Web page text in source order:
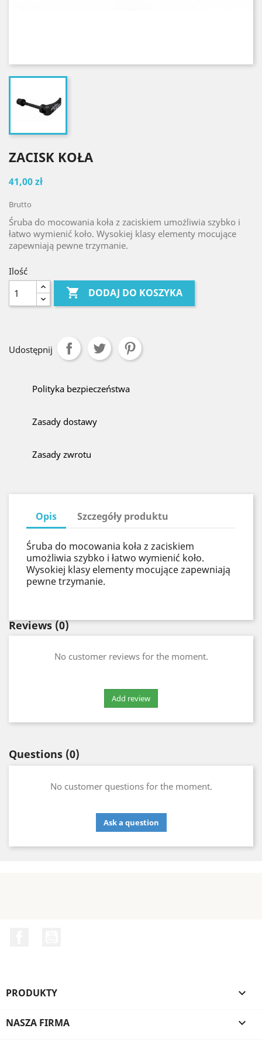
ZACISK KOŁA
41,00 zł
Brutto
Śruba do mocowania koła z zaciskiem umożliwia szybko i
łatwo wymienić koło. Wysokiej klasy elementy mocujące
zapewniają pewne trzymanie.
Ilość
 DODAJ DO KOSZYKA
Udostępnij
Polityka bezpieczeństwa
Zasady dostawy
Zasady zwrotu
Opis Szczegóły produktu
Śruba do mocowania koła z zaciskiem
umożliwia szybko i łatwo wymienić koło.
Wysokiej klasy elementy mocujące zapewniają
pewne trzymanie.
Reviews(0)
No customer reviews for the moment.
Questions (0)
No customer questions for the moment.
Ask a question
PRODUKTY 
NASZA FIRMA 